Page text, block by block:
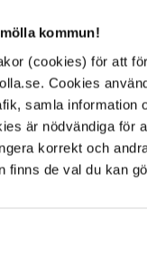
kommun!
(cookies) för att
Cookies
samla information
är nödvändiga för
korrekt och
finns de val du kan
erbjuder trygg
där eleverna
av schema
ska löpande